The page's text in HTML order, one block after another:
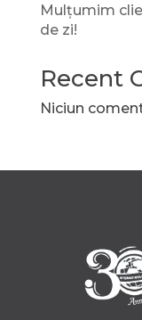
Mulțumim
de zi!
Recent
Niciun